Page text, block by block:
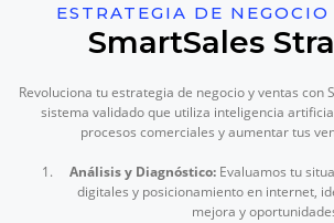
ESTRATEGIA DE NEGOCIO
SmartSales
Revoluciona tu estrategia de negocio y ventas con
sistema validado que utiliza inteligencia
procesos comerciales y aumentar tus
Análisis y Diagnóstico: Evaluamos tu
digitales y posicionamiento en internet,
mejora y